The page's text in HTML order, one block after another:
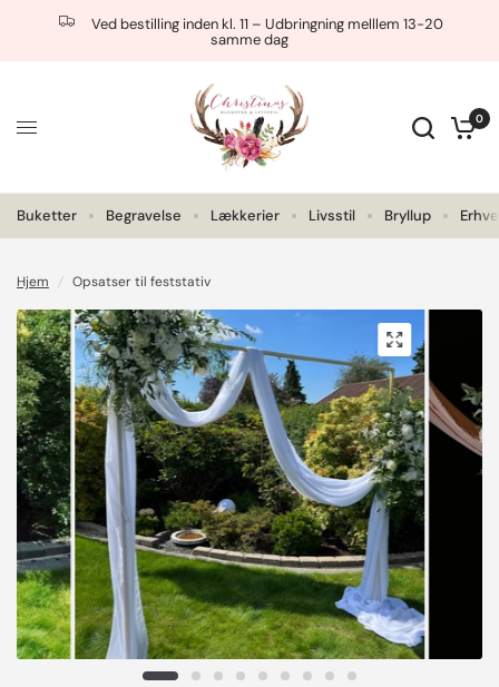
Ved bestilling inden kl. 11 – Udbringning melllem 13-20
samme dag
0
Buketter Begravelse Lækkerier Livsstil Bryllup
Hjem / Opsatser til feststativ